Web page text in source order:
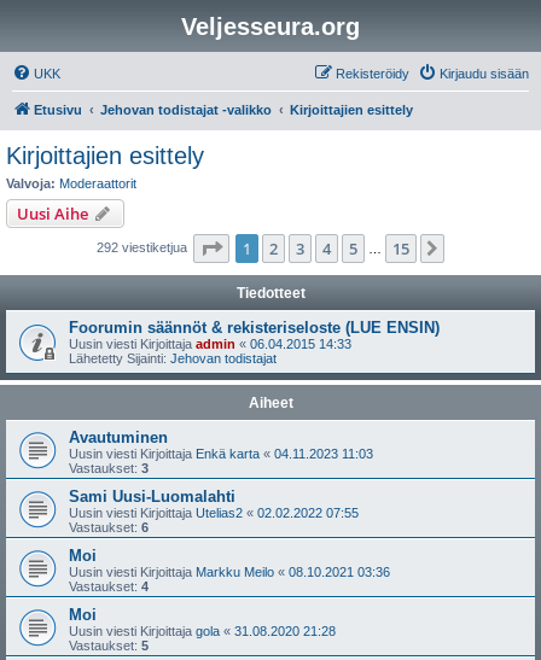
Veljesseura.org
UKK Kirjaudu sisään
Rekisteröidy
Etusivu Jehovan todistajat -valikko Kirjoittajien esittely
Kirjoittajien esittely
Valvoja: Moderaattorit
Uusi Aihe
292 viestiketjua Sivu /15
1 2 3 4 5 15
Tiedotteet
Foorumin säännöt & rekisteriseloste (LUE ENSIN)
Uusin viesti Kirjoittaja admin « 06.04.2015 14:33
Lähetetty Sijainti: Jehovan todistajat
Aiheet
Avautuminen
Uusin viesti Kirjoittaja Enkä karta « 04.11.2023 11:03
Vastaukset: 3
Sami Uusi-Luomalahti
Uusin viesti Kirjoittaja Utelias2 « 02.02.2022 07:55
Vastaukset: 6
Moi
Uusin viesti Kirjoittaja Markku Meilo « 08.10.2021 03:36
Vastaukset: 4
Moi
Uusin viesti Kirjoittaja gola « 31.08.2020 21:28
Vastaukset: 5